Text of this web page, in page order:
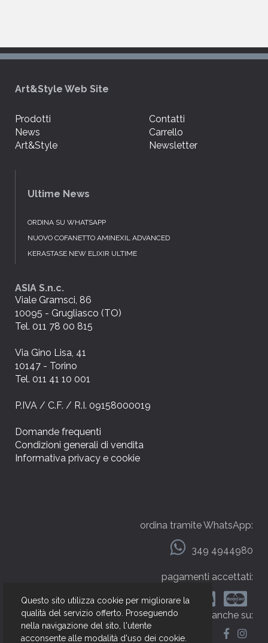
Art&Style Web Site
Prodotti
News
Art&Style
Contatti
Carrello
Newsletter
Ultime News
ORDINA SU WHATSAPP
NUOVO COFANETTO AMINEXIL ADVANCED
KERASTASE NEW ELIXIR ULTIME
ASIA S.n.c.
Viale Gramsci, 86
10095 - Grugliasco (TO)
Tel. 011 78 00 815
Via Gino Lisa, 41
10147 - Torino
Tel. 011 41 10 001
P.IVA / C.F. / R.I. 09158000019
Domande frequenti
Condizioni generali di vendita
Informativa privacy e cookie
ordina tramite WhatsApp:
349 4944980
pagamenti accettati:
seguici anche su:
Questo sito utilizza cookie per migliorare la
qualità del servizio offerto. Proseguendo
nella navigazione del sito, l'utente
acconsente alle modalità d'uso dei cookie.